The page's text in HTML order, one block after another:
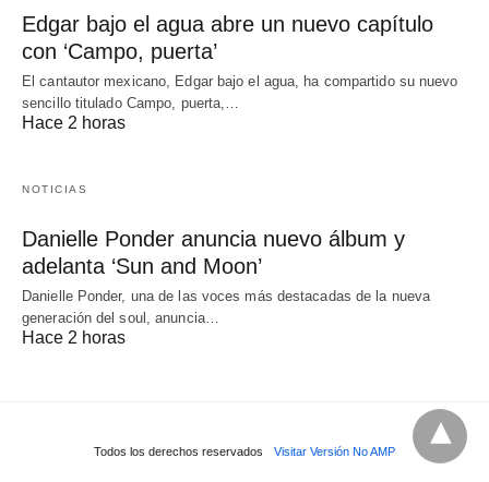
Edgar bajo el agua abre un nuevo capítulo
con ‘Campo, puerta’
El cantautor mexicano, Edgar bajo el agua, ha compartido su nuevo
sencillo titulado Campo, puerta,…
Hace 2 horas
NOTICIAS
Danielle Ponder anuncia nuevo álbum y
adelanta ‘Sun and Moon’
Danielle Ponder, una de las voces más destacadas de la nueva
generación del soul, anuncia…
Hace 2 horas
Todos los derechos reservados Visitar Versión No AMP